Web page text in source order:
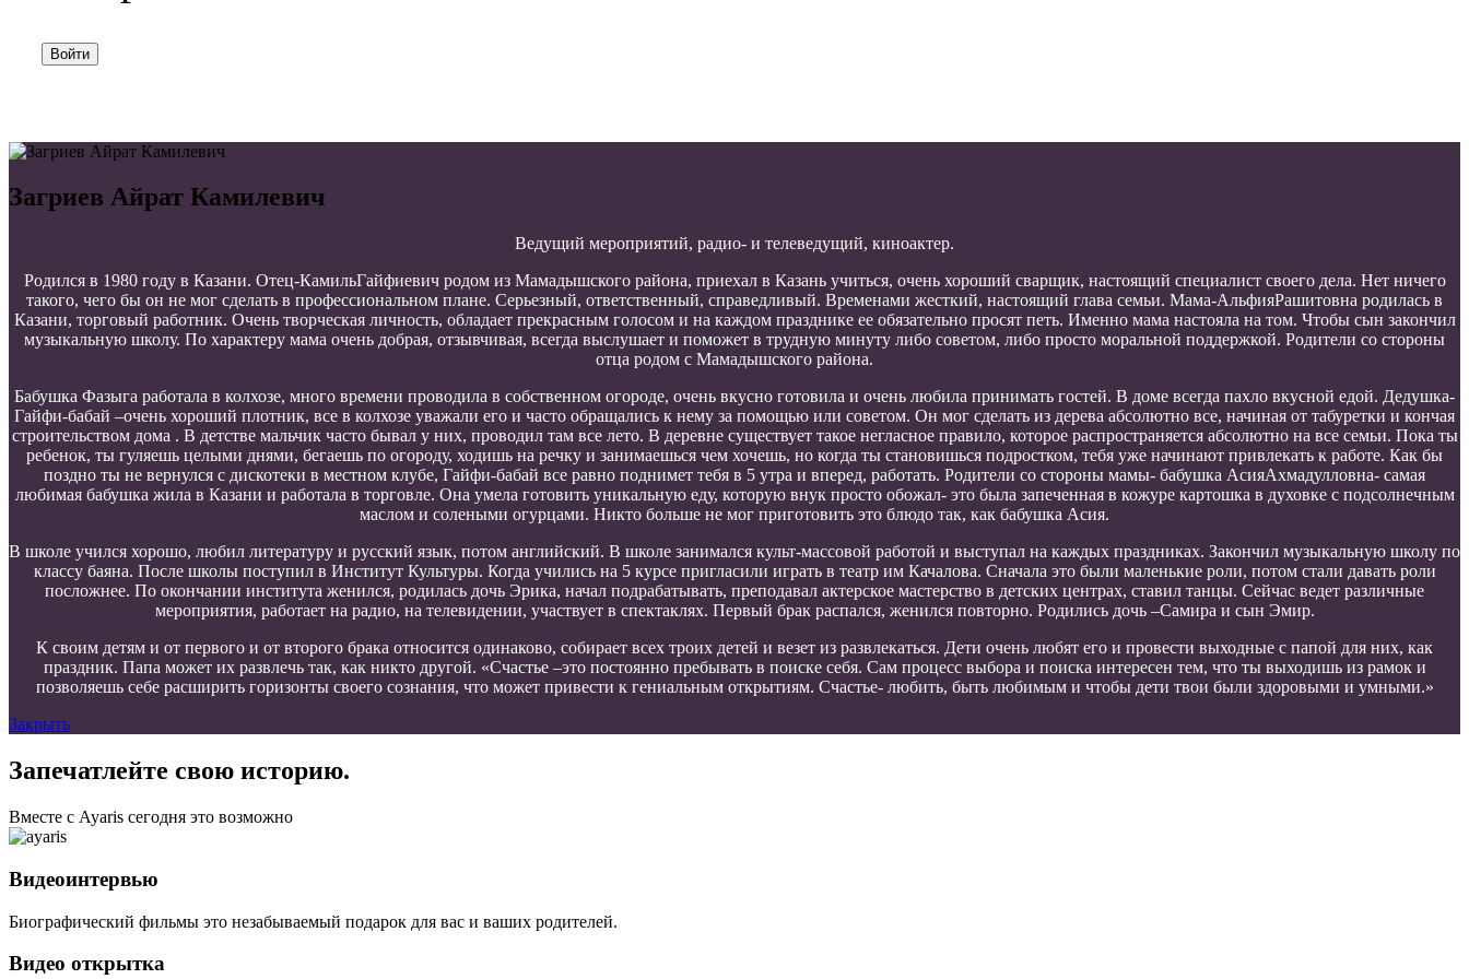
Войти
Загриев Айрат Камилевич
Ведущий мероприятий, радио- и телеведущий, киноактер.
Родился в 1980 году в Казани. Отец-КамильГайфиевич родом из Мамадышского района, приехал в Казань учиться, очень хороший сварщик, настоящий специалист своего дела. Нет ничего
такого, чего бы он не мог сделать в профессиональном плане. Серьезный, ответственный, справедливый. Временами жесткий, настоящий глава семьи. Мама-АльфияРашитовна родилась в
Казани, торговый работник. Очень творческая личность, обладает прекрасным голосом и на каждом празднике ее обязательно просят петь. Именно мама настояла на том. Чтобы сын закончил
музыкальную школу. По характеру мама очень добрая, отзывчивая, всегда выслушает и поможет в трудную минуту либо советом, либо просто моральной поддержкой. Родители со стороны
отца родом с Мамадышского района.
Бабушка Фазыга работала в колхозе, много времени проводила в собственном огороде, очень вкусно готовила и очень любила принимать гостей. В доме всегда пахло вкусной едой. Дедушка-
Гайфи-бабай –очень хороший плотник, все в колхозе уважали его и часто обращались к нему за помощью или советом. Он мог сделать из дерева абсолютно все, начиная от табуретки и кончая
строительством дома . В детстве мальчик часто бывал у них, проводил там все лето. В деревне существует такое негласное правило, которое распространяется абсолютно на все семьи. Пока ты
ребенок, ты гуляешь целыми днями, бегаешь по огороду, ходишь на речку и занимаешься чем хочешь, но когда ты становишься подростком, тебя уже начинают привлекать к работе. Как бы
поздно ты не вернулся с дискотеки в местном клубе, Гайфи-бабай все равно поднимет тебя в 5 утра и вперед, работать. Родители со стороны мамы- бабушка АсияАхмадулловна- самая
любимая бабушка жила в Казани и работала в торговле. Она умела готовить уникальную еду, которую внук просто обожал- это была запеченная в кожуре картошка в духовке с подсолнечным
маслом и солеными огурцами. Никто больше не мог приготовить это блюдо так, как бабушка Асия.
В школе учился хорошо, любил литературу и русский язык, потом английский. В школе занимался культ-массовой работой и выступал на каждых праздниках. Закончил музыкальную школу по
классу баяна. После школы поступил в Институт Культуры. Когда учились на 5 курсе пригласили играть в театр им Качалова. Сначала это были маленькие роли, потом стали давать роли
посложнее. По окончании института женился, родилась дочь Эрика, начал подрабатывать, преподавал актерское мастерство в детских центрах, ставил танцы. Сейчас ведет различные
мероприятия, работает на радио, на телевидении, участвует в спектаклях. Первый брак распался, женился повторно. Родились дочь –Самира и сын Эмир.
К своим детям и от первого и от второго брака относится одинаково, собирает всех троих детей и везет из развлекаться. Дети очень любят его и провести выходные с папой для них, как
праздник. Папа может их развлечь так, как никто другой. «Счастье –это постоянно пребывать в поиске себя. Сам процесс выбора и поиска интересен тем, что ты выходишь из рамок и
позволяешь себе расширить горизонты своего сознания, что может привести к гениальным открытиям. Счастье- любить, быть любимым и чтобы дети твои были здоровыми и умными.»
Закрыть
Запечатлейте свою историю.
Вместе с Ayaris сегодня это возможно
Видеоинтервью
Биографический фильмы это незабываемый подарок для вас и ваших родителей.
Видео открытка